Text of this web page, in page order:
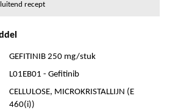
recept
GEFITINIB 250 mg/stuk
L01EB01 - Gefitinib
CELLULOSE, MICROKRISTALLIJN (E
460(i))